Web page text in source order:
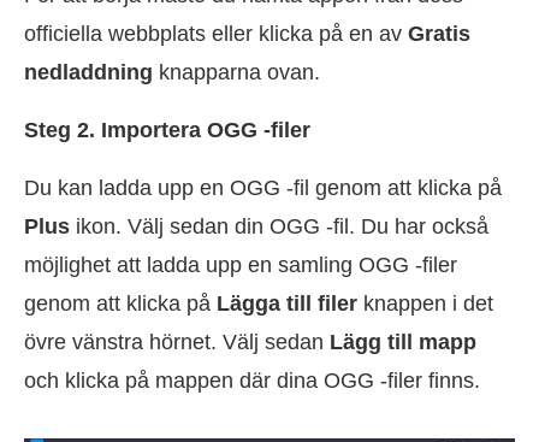
officiella webbplats eller klicka på en av Gratis
nedladdning knapparna ovan.
Steg 2. Importera OGG -filer
Du kan ladda upp en OGG -fil genom att klicka på
Plus ikon. Välj sedan din OGG -fil. Du har också
möjlighet att ladda upp en samling OGG -filer
genom att klicka på Lägga till filer knappen i det
övre vänstra hörnet. Välj sedan Lägg till mapp
och klicka på mappen där dina OGG -filer finns.